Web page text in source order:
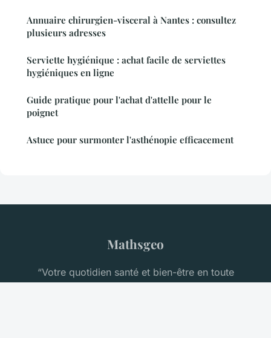
Annuaire chirurgien-visceral à Nantes : consultez
plusieurs adresses
Serviette hygiénique : achat facile de serviettes
hygiéniques en ligne
Guide pratique pour l'achat d'attelle pour le
poignet
Astuce pour surmonter l'asthénopie efficacement
Mathsgeo
“Votre quotidien santé et bien-être en toute